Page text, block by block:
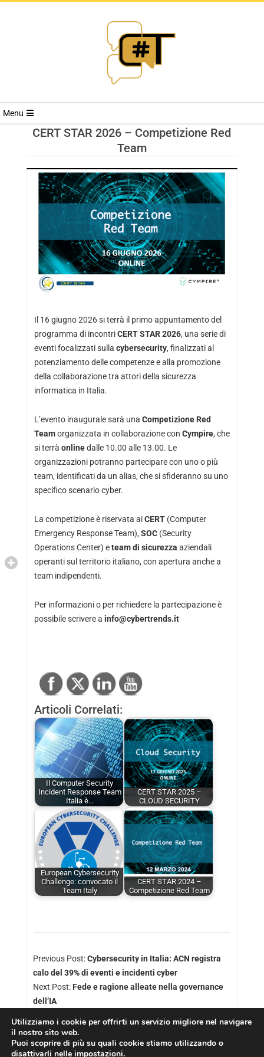
RIVISTA
TRENDS
Menu
CERT STAR 2026 – Competizione Red
Team
Il 16 giugno 2026 si terrà il primo appuntamento del
programma di incontriCERT STAR 2026, una serie di
eventi focalizzati sulla cybersecurity, finalizzati al
potenziamento delle competenze e alla promozione
della collaborazione tra attori della sicurezza
informatica in Italia.
L’evento inaugurale sarà una Competizione Red
Teamorganizzata in collaborazione con Cympire, che
si terrà onlinedalle 10.00 alle 13.00. Le
organizzazioni potranno partecipare con uno o più
team, identificati da un alias, che si sfideranno su uno
specifico scenario cyber.
La competizione è riservata aiCERT(Computer
Emergency Response Team), SOC(Security
Operations Center) eteam di sicurezza aziendali
operanti sul territorio italiano, con apertura anche a
team indipendenti.
Per informazioni o per richiedere la partecipazione è
possibile scrivere a info@cybertrends.it
Articoli Correlati:
Il Computer Security
Incident Response Team
Italia è…
CERT STAR 2025 –
CLOUD SECURITY
European Cybersecurity
Challenge: convocato il
Team Italy
CERT STAR 2024 –
Competizione Red Team
Previous Post:Cybersecurity in Italia: ACN registra
calo del 39% di eventi e incidenti cyber
Next Post: Fede e ragione alleate nella governance
dell’IA
Utilizziamo i cookie per offrirti un servizio migliore nel navigare
il nostro sito web.
Puoi scoprire di più su quali cookie stiamo utilizzando o
disattivarli nelle impostazioni.